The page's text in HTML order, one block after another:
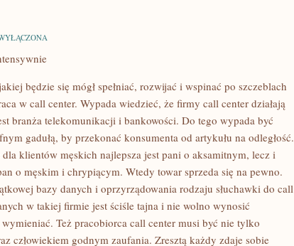
będzie się mógł spełniać, rozwijać i wspinać po szczeblach
w call center. Wypada wiedzieć, że firmy call center działają
branża telekomunikacji i bankowości. Do tego wypada być
gadułą, by przekonać konsumenta od artykułu na odległość.
klientów męskich najlepsza jest pani o aksamitnym, lecz i
o męskim i chrypiącym. Wtedy towar sprzeda się na pewno.
bazy danych i oprzyrządowania rodzaju słuchawki do call
w takiej firmie jest ściśle tajna i nie wolno wynosić
Też pracobiorca call center musi być nie tylko
człowiekiem godnym zaufania. Zresztą każdy zdaje sobie